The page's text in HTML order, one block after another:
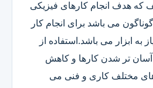
که هدف انجام کارهای فیزیکی
می باشد برای انجام کار
ابزار می باشد.استفاده از
آسان تر شدن کارها و کاهش
مختلف کاری و فنی می